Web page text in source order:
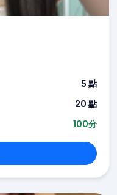
5 點
20 點
100分